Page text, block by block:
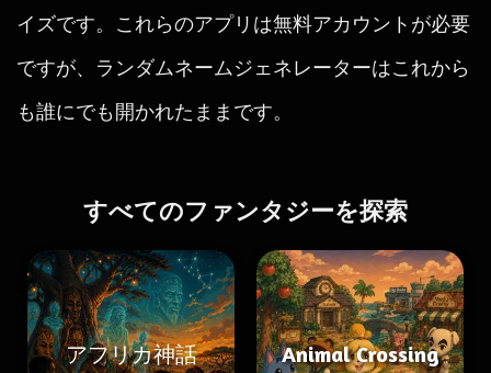
イズです。これらのアプリは無料アカウントが必要
ですが、ランダムネームジェネレーターはこれから
も誰にでも開かれたままです。
すべてのファンタジーを探索
アフリカ神話 Animal Crossing